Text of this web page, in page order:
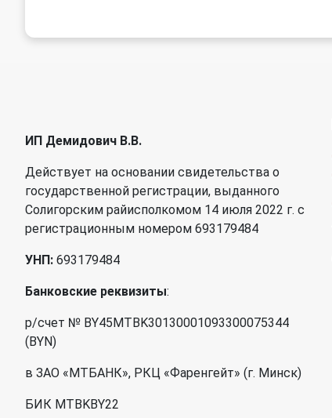
ИП Демидович В.В.
Действует на основании свидетельства о
государственной регистрации, выданного
Солигорским райисполкомом 14 июля 2022 г. с
регистрационным номером 693179484
УНП: 693179484
Банковские реквизиты:
р/счет № BY45MTBK30130001093300075344
(BYN)
в ЗАО «МТБАНК», РКЦ «Фаренгейт» (г. Минск)
БИК MTBKBY22